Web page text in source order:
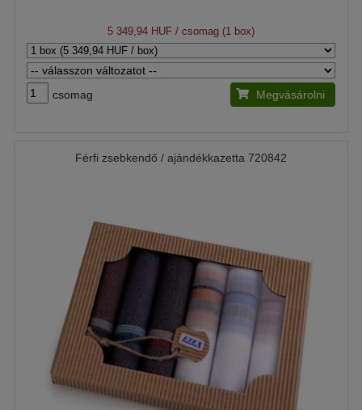
5 349,94 HUF / csomag (1 box)
csomag Megvásárolni
Férfi zsebkendő / ajándékkazetta 720842